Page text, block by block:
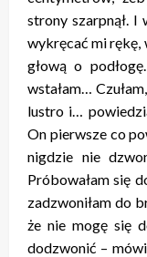
strony szarpnął. I
wykręcać mi rękę,
głową o
wstałam…
lustro i…
On pierwsze co
nigdzie nie
Próbowałam się
zadzwoniłam do
że nie mogę się
dodzwonić –